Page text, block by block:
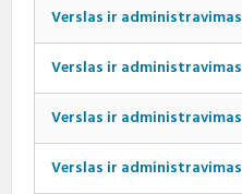
Verslas ir administravimas
Verslas ir administravimas
Verslas ir administravimas
Verslas ir administravimas